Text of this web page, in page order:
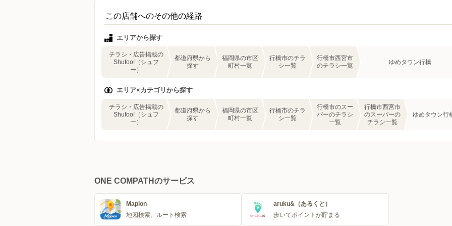
この店舗へのその他の経路
エリアから探す
チラシ・広告掲載の
Shufoo!（シュフ
ー）
都道府県から
探す
福岡県の市区
町村一覧
行橋市のチラ
シ一覧
行橋市西宮市
のチラシ一覧
ゆめタウン行橋
エリア×カテゴリから探す
チラシ・広告掲載の
Shufoo!（シュフ
ー）
都道府県から
探す
福岡県の市区
町村一覧
行橋市のチラ
シ一覧
行橋市のスー
パーのチラシ
一覧
行橋市西宮市
のスーパーの
チラシ一覧
ゆめタウン行
ONE COMPATHのサービス
Mapion
地図検索、ルート検索
aruku&（あるくと）
歩いてポイントが貯まる